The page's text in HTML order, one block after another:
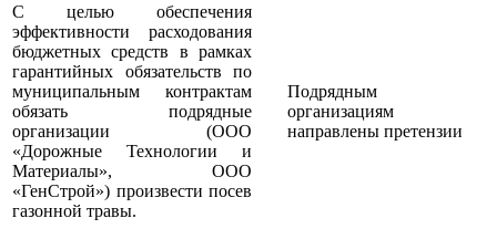
С целью обеспечения
эффективности расходования
бюджетных средств в рамках
гарантийных обязательств по
муниципальным контрактам
обязать подрядные
организации (ООО
«Дорожные Технологии и
Материалы», ООО
«ГенСтрой») произвести посев
газонной травы.
Подрядным
организациям
направлены претензии